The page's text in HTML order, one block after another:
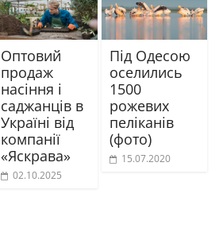
Оптовий
продаж
насіння і
саджанців в
Україні від
компанії
«Яскрава»
02.10.2025
Під Одесою
оселились
1500
рожевих
пеліканів
(фото)
15.07.2020